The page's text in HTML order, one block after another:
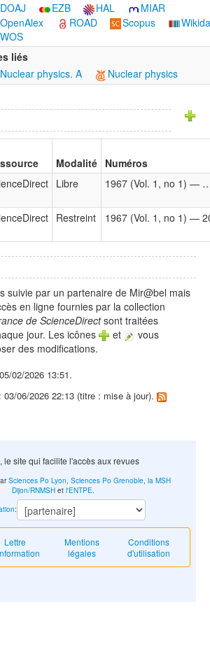
DOAJ
EZB HAL
MIAR
OpenAlex
ROAD Scopus
WOS
liés
Nuclear physics. A
Nuclear physics
Modalité Numéros
Libre 1967 (Vol. 1, no 1) —
Restreint 1967 (Vol. 1, no 1) —
suivie par un partenaire de Mir@bel mais
en ligne fournies par la collection
de ScienceDirectsont traitées
jour. Les icônes
et
vous
des modifications.
02/2026 13:51.
03/06/2026 22:13 (titre : mise à jour).
le site qui facilite l'accès aux revues
Lettre
Mentions
légales
Conditions
d'utilisation
Sciences Po Lyon, Sciences Po Grenoble, la MSH
Dijon/RNMSH et l'ENTPE.
: